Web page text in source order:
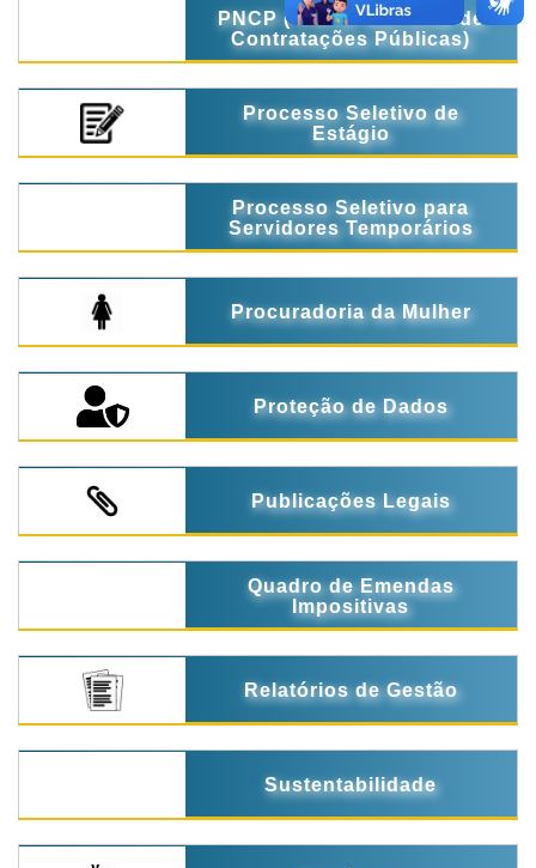
PNCP ( Portal Nacional de
Contratações Públicas)
Processo Seletivo de
Estágio
Processo Seletivo para
Servidores Temporários
Procuradoria da Mulher
Proteção de Dados
Publicações Legais
Quadro de Emendas
Impositivas
Relatórios de Gestão
Sustentabilidade